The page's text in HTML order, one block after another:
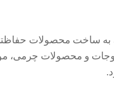
ساخت محصولات
و محصولات چرمی،